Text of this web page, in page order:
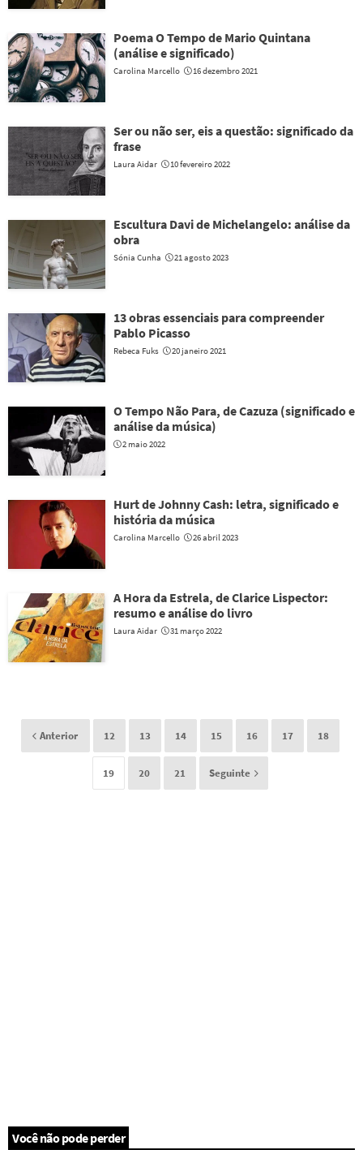
Poema O Tempo de Mario Quintana
(análise e significado)
Carolina Marcello 16 dezembro 2021
Ser ou não ser, eis a questão: significado da
frase
Laura Aidar 10 fevereiro 2022
Escultura Davi de Michelangelo: análise da
obra
Sónia Cunha 21 agosto 2023
13 obras essenciais para compreender
Pablo Picasso
Rebeca Fuks 20 janeiro 2021
O Tempo Não Para, de Cazuza (significado e
análise da música)
2 maio 2022
Hurt de Johnny Cash: letra, significado e
história da música
Carolina Marcello 26 abril 2023
A Hora da Estrela, de Clarice Lispector:
resumo e análise do livro
Laura Aidar 31 março 2022
Anterior 12 13 14 15 16 17 18
19 20 21 Seguinte
Você não pode perder